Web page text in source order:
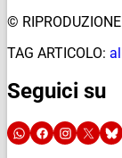
©
TAG ARTICOLO:
Seguici su